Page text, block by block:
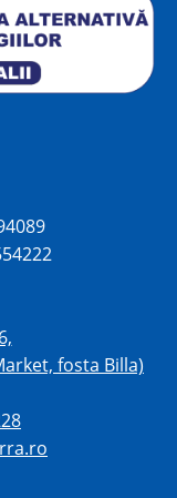
fosta Billa)